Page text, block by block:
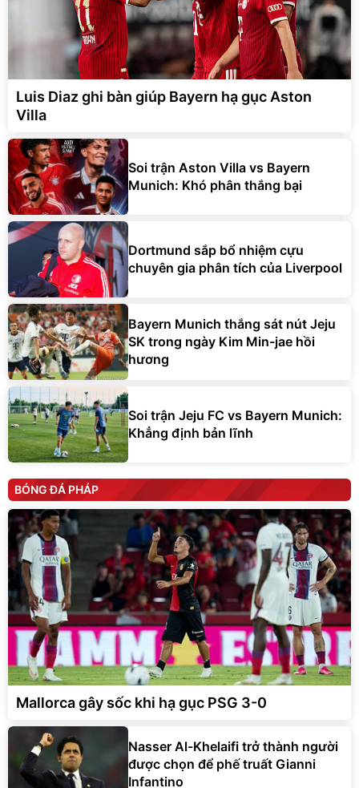
Luis Diaz ghi bàn giúp Bayern hạ gục Aston
Villa
Soi trận Aston Villa vs Bayern
Munich: Khó phân thắng bại
Dortmund sắp bổ nhiệm cựu
chuyên gia phân tích của Liverpool
Bayern Munich thắng sát nút Jeju
SK trong ngày Kim Min-jae hồi
hương
Soi trận Jeju FC vs Bayern Munich:
Khẳng định bản lĩnh
BÓNG ĐÁ PHÁP
Mallorca gây sốc khi hạ gục PSG 3-0
Nasser Al-Khelaifi trở thành người
được chọn để phế truất Gianni
Infantino